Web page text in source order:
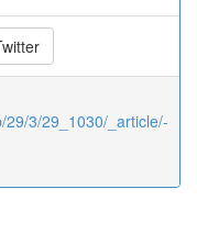
29/3/29_1030/_article/-